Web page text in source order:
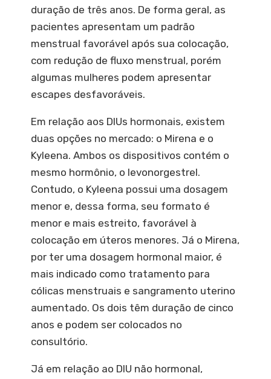
duração de três anos. De forma geral, as
pacientes apresentam um padrão
menstrual favorável após sua colocação,
com redução de fluxo menstrual, porém
algumas mulheres podem apresentar
escapes desfavoráveis.
Em relação aos DIUs hormonais, existem
duas opções no mercado: o Mirena e o
Kyleena. Ambos os dispositivos contém o
mesmo hormônio, o levonorgestrel.
Contudo, o Kyleena possui uma dosagem
menor e, dessa forma, seu formato é
menor e mais estreito, favorável à
colocação em úteros menores. Já o Mirena,
por ter uma dosagem hormonal maior, é
mais indicado como tratamento para
cólicas menstruais e sangramento uterino
aumentado. Os dois têm duração de cinco
anos e podem ser colocados no
consultório.
Já em relação ao DIU não hormonal,